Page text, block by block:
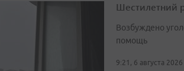
Шестилетний
Возбуждено
помощь
9:21, 6 августа 2026